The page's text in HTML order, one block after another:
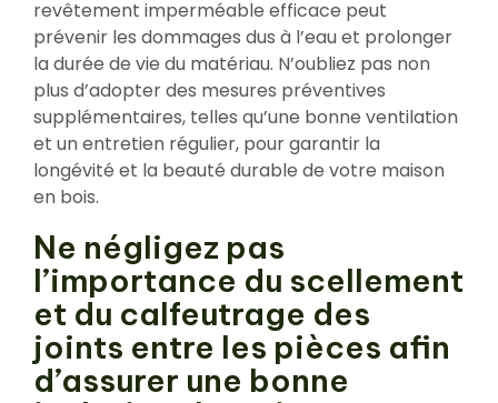
revêtement imperméable efficace peut
prévenir les dommages dus à l’eau et prolonger
la durée de vie du matériau. N’oubliez pas non
plus d’adopter des mesures préventives
supplémentaires, telles qu’une bonne ventilation
et un entretien régulier, pour garantir la
longévité et la beauté durable de votre maison
en bois.
Ne négligez pas
l’importance du scellement
et du calfeutrage des
joints entre les pièces afin
d’assurer une bonne